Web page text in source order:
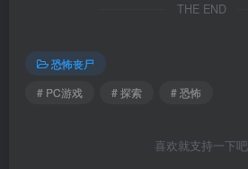
THE END
恐怖丧尸
# PC游戏
# 探索 # 恐怖
喜欢就支持一下吧